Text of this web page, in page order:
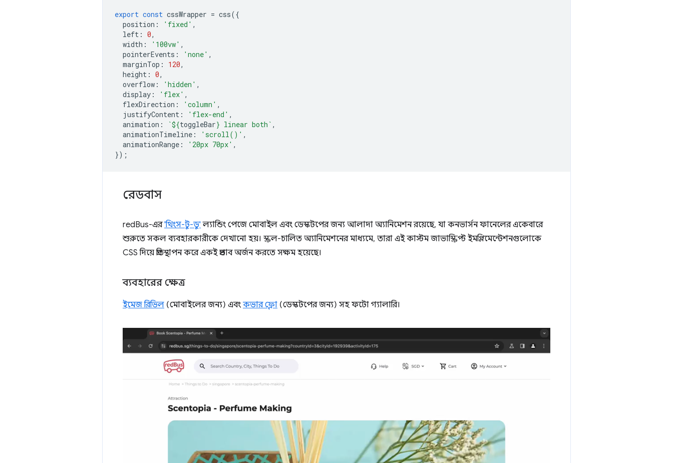
export const cssWrapper = css({
position : 'fixed' ,
left : 0,
width : '100vw' ,
pointerEvents : 'none' ,
marginTop : 120,
height : 0,
overflow : 'hidden' ,
display : 'flex' ,
flexDirection : 'column' ,
justifyContent : 'flex-end' ,
animation : `${toggleBar} linear both` ,
animationTimeline : 'scroll()' ,
animationRange : '20px 70px' ,
});
রেডবাস
redBus-এর'থিংস-টু-ডু' ল্যান্ডিং পেজে মোবাইল এবং ডেস্কটপের জন্য আলাদা অ্যানিমেশন রয়েছে, যা কনভার্সন ফানেলের একেবারে
শুরুতে সকল ব্যবহারকারীকে দেখানো হয়। স্ক্রল-চালিত অ্যানিমেশনের মাধ্যমে, তারা এই কাস্টম জাভাস্ক্রিপ্ট ইমপ্লিমেন্টেশনগুলোকে
CSS দিয়ে প্রতিস্থাপন করে একই প্রভাব অর্জন করতে সক্ষম হয়েছে।
ব্যবহারের ক্ষেত্র
ইমেজ রিভিল (মোবাইলের জন্য) এবং কভার ফ্লো (ডেস্কটপের জন্য) সহ ফটো গ্যালারি।